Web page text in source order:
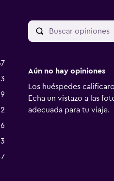
Aún no hay opiniones
Los huéspedes
Echa un vistazo a las
adecuada para tu viaje.